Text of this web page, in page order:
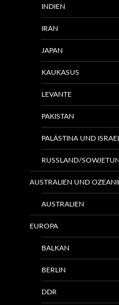
INDIEN
IRAN
JAPAN
KAUKASUS
LEVANTE
PAKISTAN
PALÄSTINA UND ISRAEL
RUSSLAND/
AUSTRALIEN UND
AUSTRALIEN
EUROPA
BALKAN
BERLIN
DDR